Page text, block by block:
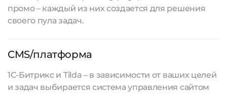
промо – каждый из них создается для решения
своего пула задач.
CMS/платформа
1С-Битрикс и Tilda – в зависимости от ваших целей
и задач выбирается система управления сайтом